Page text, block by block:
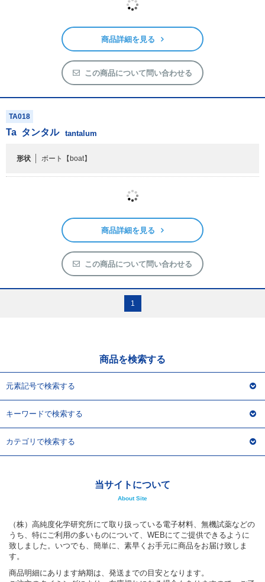
商品詳細を見る
この商品について問い合わせる
Ta タンタル tantalum
形状
商品詳細を見る
この商品について問い合わせる
1
（株）高純度化学研究所にて取り扱っている電子材料、無機試薬などの
うち、特にご利用の多いものについて、WEBにてご提供できるように
す。
商品明細にあります納期は、発送までの目安となります。
ご注文のタイミングにより、在庫切れになる場合もありますので、ご了
承ください。
カスタマイズ品、個別受注品、大口のお取引などは従来通り弊社営業部